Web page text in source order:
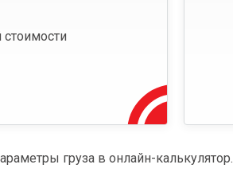
стоимости
груза в онлайн-калькулятор.